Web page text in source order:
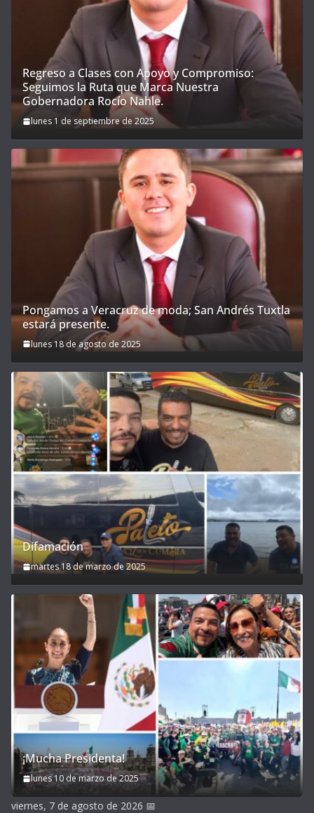
Regreso a Clases con Apoyo y Compromiso:
Seguimos la Ruta que Marca Nuestra
Gobernadora Rocío Nahle.
lunes 1 de septiembre de 2025
Pongamos a Veracruz de moda; San Andrés Tuxtla
estará presente.
lunes 18 de agosto de 2025
Difamación
martes 18 de marzo de 2025
¡Mucha Presidenta!
lunes 10 de marzo de 2025
viernes, 7 de agosto de 2026 📅